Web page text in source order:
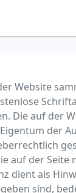
Website
Die auf der
der
auf der Seite
dient als
sind,